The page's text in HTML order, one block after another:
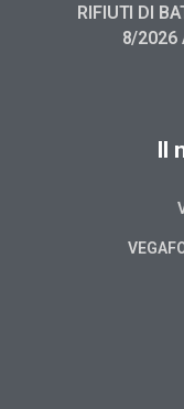
RIFIUTI DI
8/2026
Il